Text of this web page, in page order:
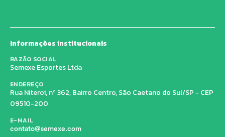
Informações institucionais
RAZÃO SOCIAL
Semexe Esportes Ltda
ENDEREÇO
Rua Niteroi, nº 362, Bairro Centro, São Caetano do Sul/SP - CEP
09510-200
E-MAIL
contato@semexe.com